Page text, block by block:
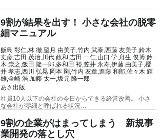
9割が結果を出す！ 小さな会社の脱零
細マニュアル
飯島 彰仁,林 徹,望月 由美子,竹内 武泰,西藤 友美子,鈴木
丈彦,吉田 茂治,川代 政和,吉田 一仁,山口 学,舟生 俊博,鈴
木 崇之,飯田 隆一郎,多和田 裕,笠井 永寿,伊藤 由美子,櫻
井 孝志,西川 弘晃,岡本 剛,竹内 友章,進藤 和郎,佐々木 輝
雄,金崎 浩,加藤 太一,坂元 隆一郎
あさ出版
社員10人以下の会社の今日からできる経営改善。 小さ
な会社が零細と呼ばれる状況…
9割の企業がはまってしまう 新規事
業開発の落とし穴